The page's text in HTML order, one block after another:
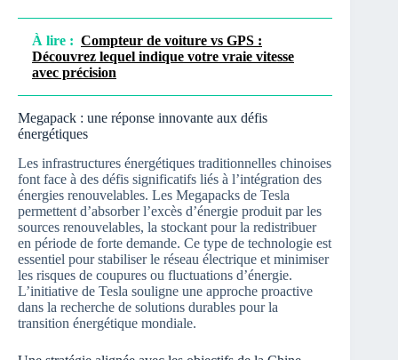
À lire : Compteur de voiture vs GPS :
Découvrez lequel indique votre vraie vitesse
avec précision
Megapack : une réponse innovante aux défis
énergétiques
Les infrastructures énergétiques traditionnelles chinoises
font face à des défis significatifs liés à l’intégration des
énergies renouvelables. Les Megapacks de Tesla
permettent d’absorber l’excès d’énergie produit par les
sources renouvelables, la stockant pour la redistribuer
en période de forte demande. Ce type de technologie est
essentiel pour stabiliser le réseau électrique et minimiser
les risques de coupures ou fluctuations d’énergie.
L’initiative de Tesla souligne une approche proactive
dans la recherche de solutions durables pour la
transition énergétique mondiale.